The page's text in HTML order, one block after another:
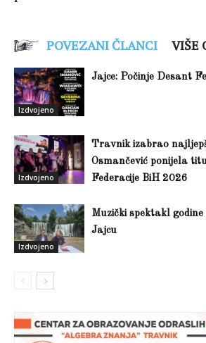
POVEZANI ČLANCI VIŠE
Izdvojeno
Jajce: Počinje Desant
Izdvojeno
Travnik izabrao
Osmančević ponijela
Federacije BiH 2026
Izdvojeno
Muzički spektakl godine
Jajcu